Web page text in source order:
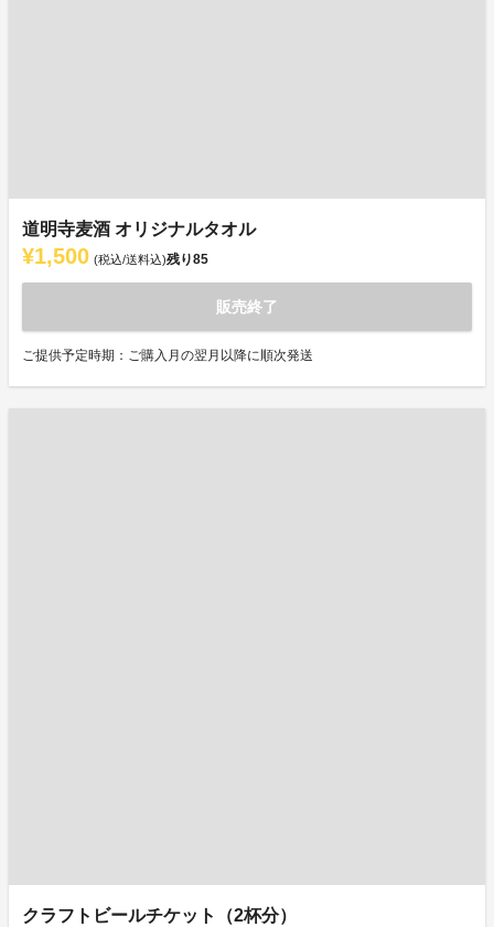
道明寺麦酒 オリジナルタオル
¥1,500 (税込/送料込)残り85
販売終了
ご提供予定時期：ご購入月の翌月以降に順次発送
クラフトビールチケット（2杯分）